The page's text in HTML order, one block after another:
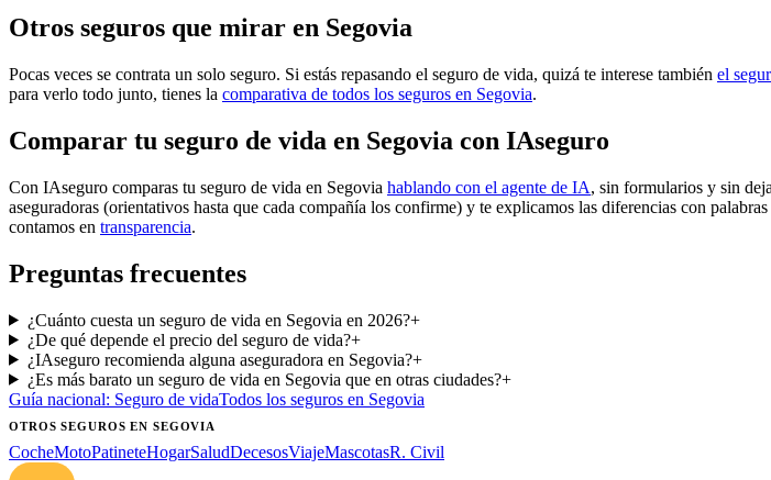
Otros seguros que mirar en Segovia
Pocas veces se contrata un solo seguro. Si estás repasando el seguro de vida, quizá te interese también el
para verlo todo junto, tienes la comparativa de todos los seguros en Segovia.
Comparar tu seguro de vida en Segovia con IAseguro
Con IAseguro comparas tu seguro de vida en Segovia hablando con el agente de IA, sin formularios y sin
aseguradoras (orientativos hasta que cada compañía los confirme) y te explicamos las diferencias con
contamos en transparencia.
Preguntas frecuentes
¿Cuánto cuesta un seguro de vida en Segovia en 2026?+
¿De qué depende el precio del seguro de vida?+
¿IAseguro recomienda alguna aseguradora en Segovia?+
¿Es más barato un seguro de vida en Segovia que en otras ciudades?+
Guía nacional: Seguro de vidaTodos los seguros en Segovia
OTROS SEGUROSEN SEGOVIA
CocheMotoPatineteHogarSaludDecesosViajeMascotasR. Civil